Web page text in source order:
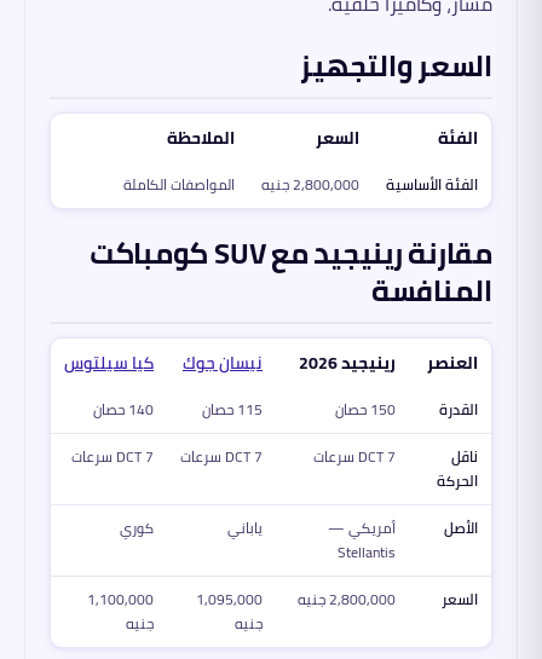
السعر والتجهيز
الفئة السعر الملاحظة
الفئة الأساسية 2,800,000 جنيه المواصفات الكاملة
مقارنة رينيجيد مع SUV كومباكت
المنافسة
العنصر رينيجيد 2026 نيسان جوك كيا سيلتوس
القدرة 150 حصان 115 حصان
140 حصان
ناقل
الحركة
DCT 7 سرعات DCT 7 سرعات DCT 7 سرعات
الأصل
أمريكي —
Stellantis
ياباني كوري
السعر 2,800,000 جنيه
1,095,000
جنيه
1,100,000
جنيه